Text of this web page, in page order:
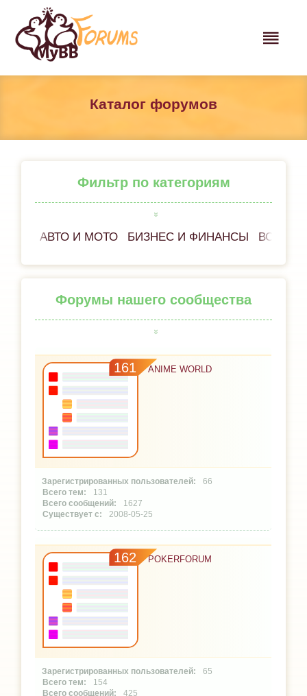
Каталог форумов
Фильтр по категориям
АВТО И МОТО БИЗНЕС И ФИНАНСЫ ВСЁ
Форумы нашего сообщества
161 ANIME WORLD
66
131
1627
2008-05-25
162 POKERFORUM
65
154
425